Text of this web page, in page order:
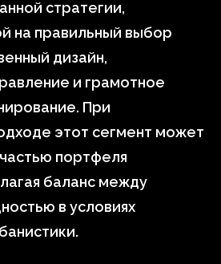
стратегии,
на правильный выбор
дизайн,
и грамотное
При
этот сегмент может
портфеля
баланс между
в условиях